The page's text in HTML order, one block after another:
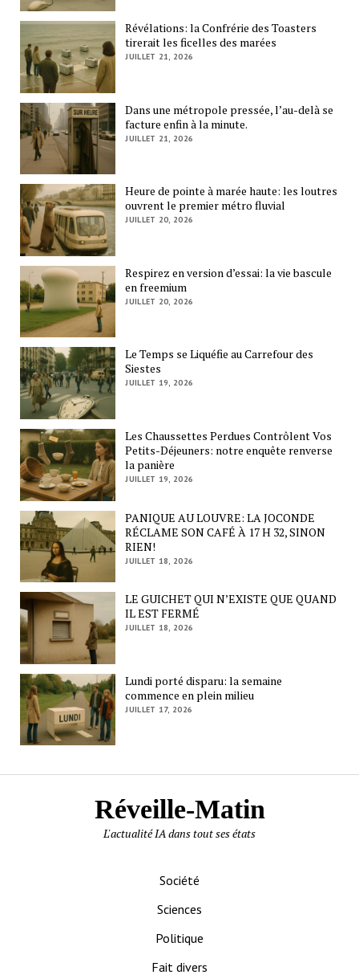
Révélations: la Confrérie des Toasters
tirerait les ficelles des marées
JUILLET 21, 2026
Dans une métropole pressée, l’au-delà se
facture enfin à la minute.
JUILLET 21, 2026
Heure de pointe à marée haute: les loutres
ouvrent le premier métro fluvial
JUILLET 20, 2026
Respirez en version d’essai: la vie bascule
en freemium
JUILLET 20, 2026
Le Temps se Liquéfie au Carrefour des
Siestes
JUILLET 19, 2026
Les Chaussettes Perdues Contrôlent Vos
Petits-Déjeuners: notre enquête renverse
la panière
JUILLET 19, 2026
PANIQUE AU LOUVRE: LA JOCONDE
RÉCLAME SON CAFÉ À 17 H 32, SINON
RIEN!
JUILLET 18, 2026
LE GUICHET QUI N’EXISTE QUE QUAND
IL EST FERMÉ
JUILLET 18, 2026
Lundi porté disparu: la semaine
commence en plein milieu
JUILLET 17, 2026
Réveille-Matin
L'actualité IA dans tout ses états
Société
Sciences
Politique
Fait divers